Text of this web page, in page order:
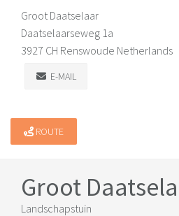
Groot Daatselaar
Daatselaarseweg 1a
3927 CH Renswoude Netherlands
E-MAIL
ROUTE
Groot
Landschapstuin